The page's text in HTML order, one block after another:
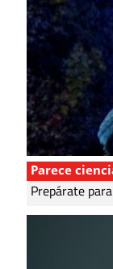
Parece
Prepárate